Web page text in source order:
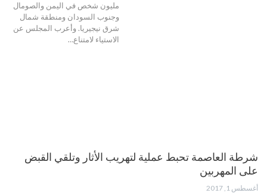
مليون شخص في اليمن والصومال
وجنوب السودان ومنطقة شمال
شرق نيجيريا. وأعرب المجلس عن
الاستياء لامتناع…
شرطة العاصمة تحبط عملية لتهريب الأثار وتلقي القبض
على المهربين
أغسطس 1, 2017